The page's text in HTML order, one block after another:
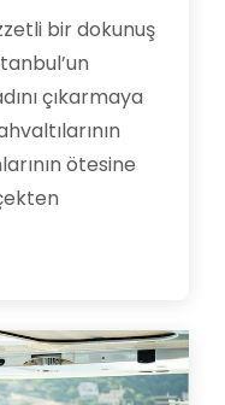
bir dokunuş
çıkarmaya
ötesine